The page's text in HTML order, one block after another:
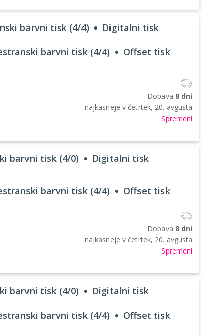
barvni tisk (4/4) Digitalni tisk
barvni tisk (4/4) Offset tisk
Dobava 8 dni
najkasneje v četrtek, 20. avgusta
Spremeni
barvni tisk (4/0) Digitalni tisk
barvni tisk (4/4) Offset tisk
Dobava 8 dni
najkasneje v četrtek, 20. avgusta
Spremeni
barvni tisk (4/0) Digitalni tisk
barvni tisk (4/4) Offset tisk